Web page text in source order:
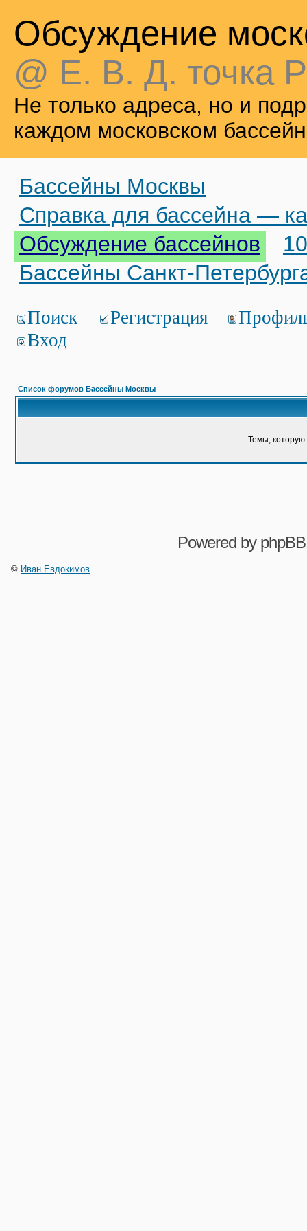
Обсуждение
@ Е. В. Д. точка
Не только адреса, но и
каждом московском
Бассейны Москвы
Справка для бассейна —
Обсуждение бассейнов
Бассейны Санкт-
Поиск Регистрация
Вход
Список форумов Бассейны Москвы
Темы, которую
Powered by phpBB
© Иван Евдокимов